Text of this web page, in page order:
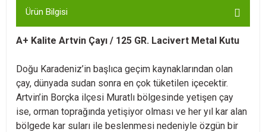
Ürün Bilgisi
A+ Kalite Artvin Çayı / 125 GR. Lacivert Metal Kutu
Doğu Karadeniz’in başlıca geçim kaynaklarından olan
çay, dünyada sudan sonra en çok tüketilen içecektir.
Artvin’in Borçka ilçesi Muratlı bölgesinde yetişen çay
ise, orman toprağında yetişiyor olması ve her yıl kar alan
bölgede kar suları ile beslenmesi nedeniyle özgün bir